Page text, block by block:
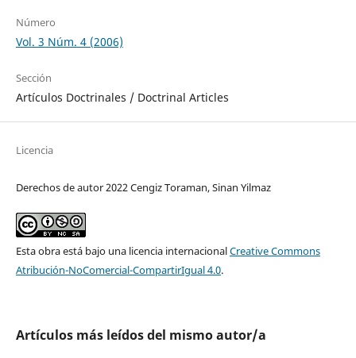
Número
Vol. 3 Núm. 4 (2006)
Sección
Artículos Doctrinales / Doctrinal Articles
Licencia
Derechos de autor 2022 Cengiz Toraman, Sinan Yilmaz
Esta obra está bajo una licencia internacionalCreative Commons
Atribución-NoComercial-CompartirIgual 4.0.
Artículos más leídos del mismo autor/a